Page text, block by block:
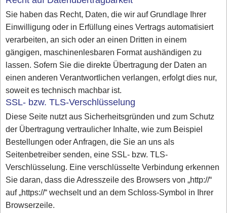
Sie haben das Recht, Daten, die wir auf Grundlage Ihrer
Einwilligung oder in Erfüllung eines Vertrags automatisiert
verarbeiten, an sich oder an einen Dritten in einem
gängigen, maschinenlesbaren Format aushändigen zu
lassen. Sofern Sie die direkte Übertragung der Daten an
einen anderen Verantwortlichen verlangen, erfolgt dies nur,
soweit es technisch machbar ist.
SSL- bzw. TLS-Verschlüsselung
Diese Seite nutzt aus Sicherheitsgründen und zum Schutz
der Übertragung vertraulicher Inhalte, wie zum Beispiel
Bestellungen oder Anfragen, die Sie an uns als
Seitenbetreiber senden, eine SSL- bzw. TLS-
Verschlüsselung. Eine verschlüsselte Verbindung erkennen
Sie daran, dass die Adresszeile des Browsers von „http://“
auf „https://“ wechselt und an dem Schloss-Symbol in Ihrer
Browserzeile.